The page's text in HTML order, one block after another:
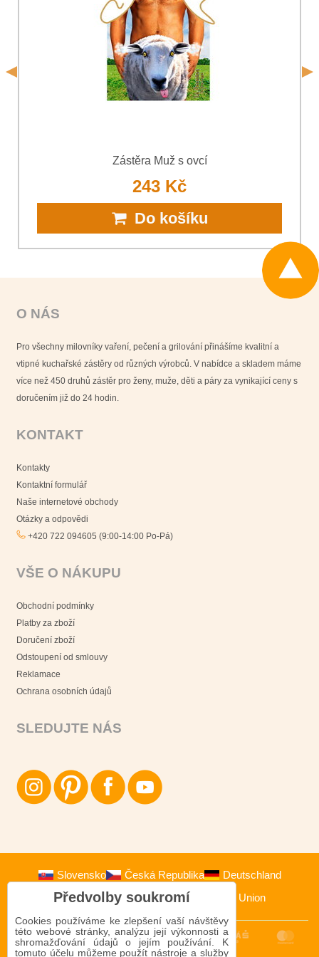
společnosti Bomba s.r.o.*
Zástěra Muž s ovcí
243 Kč
Do košíku
O NÁS
Pro všechny milovníky vaření, pečení a grilování přinášíme kvalitní a
vtipné kuchařské zástěry od různých výrobců. V nabídce a skladem máme
více než 450 druhů zástěr pro ženy, muže, děti a páry za vynikající ceny s
doručením již do 24 hodin.
KONTAKT
Kontakty
Kontaktní formulář
Naše internetové obchody
Otázky a odpovědi
+420 722 094605 (9:00-14:00 Po-Pá)
VŠE O NÁKUPU
Obchodní podmínky
Platby za zboží
Doručení zboží
Odstoupení od smlouvy
Reklamace
Ochrana osobních údajů
SLEDUJTE NÁS
Slovensko Česká Republika
Deutschland
Österreich
Polska European Union
Předvolby soukromí
Cookies používáme ke zlepšení vaší návštěvy
této webové stránky, analýzu její výkonnosti a
shromažďování údajů o jejím používání. K
tomuto účelu můžeme použít nástroje a služby